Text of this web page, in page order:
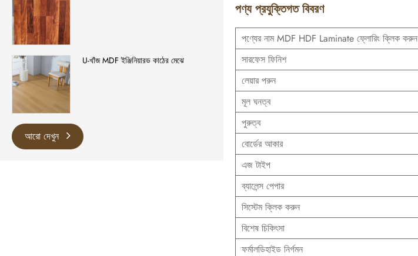
U-খাঁজ MDF ইঞ্জিনিয়ারড কাঠের মেঝে
আরো দেখুন
পণ্য প্রযুক্তিগত বিবরণ
পণ্যের নাম MDF HDF Laminate ফ্লোরিং ক্লিক করুন
সারফেস ফিনিশ
লেয়ার পরুন
মূল ঘনত্ব
পুরুত্ব
বোর্ডের আকার
এজ টাইপ
ব্যালেন্স পেপার
সিস্টেম ক্লিক করুন
বিশেষ চিকিৎসা
ফর্মালডিহাইড নির্গমন